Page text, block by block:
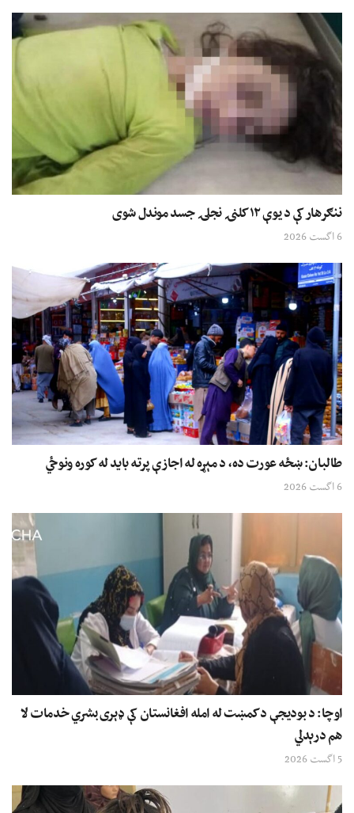
ننګرهار کې د یوې ۱۲ کلنۍ نجلۍ جسد موندل شوی
6 اگست 2026
طالبان: ښځه عورت ده، د مېړه له اجازې پرته باید له کوره ونوځي
6 اگست 2026
اوچا: د بودیجې د کمښت له امله افغانستان کې ډېری بشري خدمات لا
هم درېدلي
5 اگست 2026